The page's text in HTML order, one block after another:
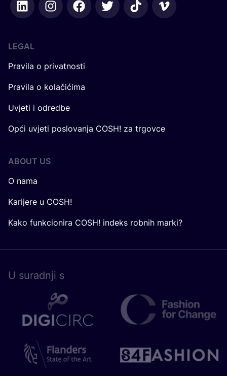
LEGAL
Pravila o privatnosti
Pravila o kolačićima
Uvjeti i odredbe
Opći uvjeti poslovanja COSH! za trgovce
ABOUT US
O nama
Karijere u COSH!
Kako funkcionira COSH! indeks robnih marki?
U surad­nji s